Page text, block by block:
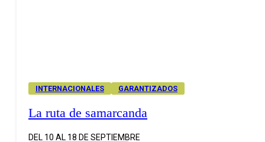
INTERNACIONALES GARANTIZADOS
La ruta de samarcanda
DEL 10 AL 18 DE SEPTIEMBRE